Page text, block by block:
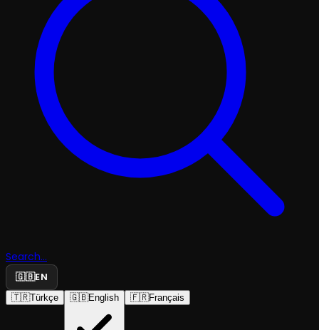
Search...
🇬🇧EN
🇹🇷Türkçe 🇬🇧English 🇫🇷Français